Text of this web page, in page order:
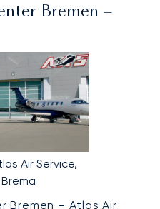
Bremen –
Air Service,
Bremen – Atlas Air